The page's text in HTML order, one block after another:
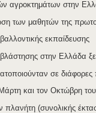
αγροκτημάτων στην
των μαθητών της
εκπαίδευσης
στην Ελλάδα
σε διάφορες
και τον Οκτώβρη
πλανήτη (συνολικής